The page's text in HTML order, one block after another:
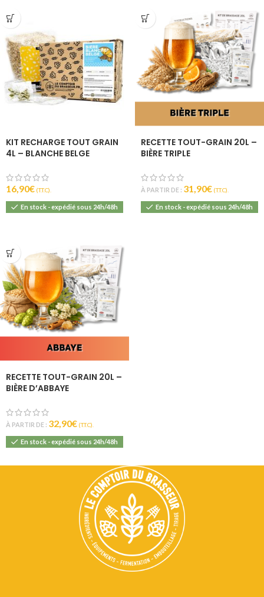
KIT RECHARGE TOUT GRAIN
4L – BLANCHE BELGE
16,90€ (T.T.C).
En stock - expédié sous 24h/48h
RECETTE TOUT-GRAIN 20L –
BIÈRE TRIPLE
À PARTIR DE : 31,90€ (T.T.C).
En stock - expédié sous 24h/48h
RECETTE TOUT-GRAIN 20L –
BIÈRE D’ABBAYE
À PARTIR DE : 32,90€ (T.T.C).
En stock - expédié sous 24h/48h